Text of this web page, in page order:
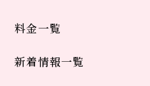
料金一覧
新着情報一覧